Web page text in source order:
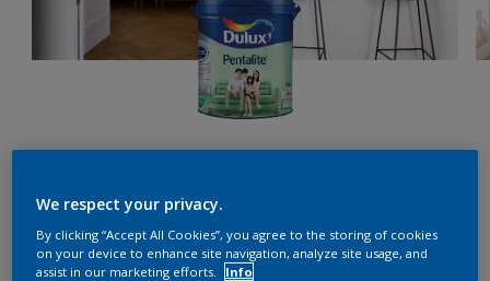
Dewdrop Grey
We respect your privacy.
By clicking “Accept All Cookies”, you agree to the storing of cookies
on your device to enhance site navigation, analyze site usage, and
assist in our marketing efforts.
Info